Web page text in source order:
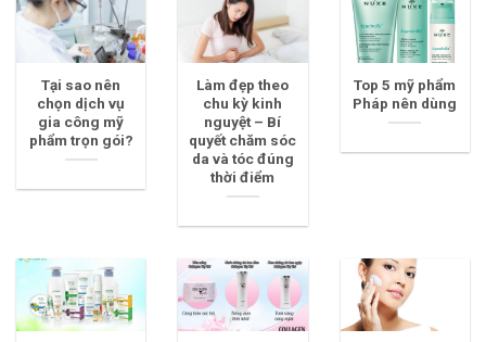
Tại sao nên
chọn dịch vụ
gia công mỹ
phẩm trọn gói?
Làm đẹp theo
chu kỳ kinh
nguyệt – Bí
quyết chăm sóc
da và tóc đúng
thời điểm
Top 5 mỹ phẩm
Pháp nên dùng